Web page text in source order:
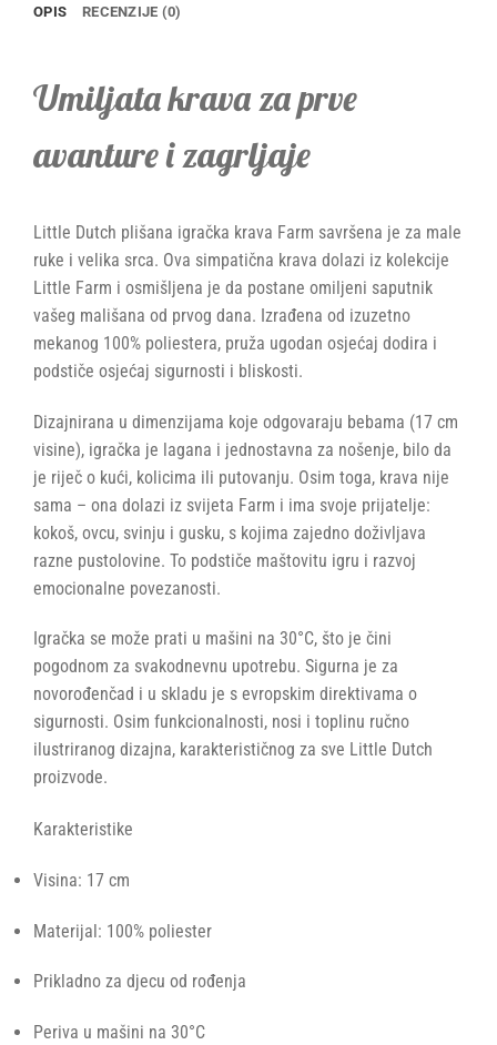
OPIS RECENZIJE (0)
Umiljata krava za prve
avanture i zagrljaje
Little Dutch plišana igračka krava Farm savršena je za male
ruke i velika srca. Ova simpatična krava dolazi iz kolekcije
Little Farm i osmišljena je da postane omiljeni saputnik
vašeg mališana od prvog dana. Izrađena od izuzetno
mekanog 100% poliestera, pruža ugodan osjećaj dodira i
podstiče osjećaj sigurnosti i bliskosti.
Dizajnirana u dimenzijama koje odgovaraju bebama (17 cm
visine), igračka je lagana i jednostavna za nošenje, bilo da
je riječ o kući, kolicima ili putovanju. Osim toga, krava nije
sama – ona dolazi iz svijeta Farm i ima svoje prijatelje:
kokoš, ovcu, svinju i gusku, s kojima zajedno doživljava
razne pustolovine. To podstiče maštovitu igru i razvoj
emocionalne povezanosti.
Igračka se može prati u mašini na 30°C, što je čini
pogodnom za svakodnevnu upotrebu. Sigurna je za
novorođenčad i u skladu je s evropskim direktivama o
sigurnosti. Osim funkcionalnosti, nosi i toplinu ručno
ilustriranog dizajna, karakterističnog za sve Little Dutch
proizvode.
Karakteristike
Visina: 17 cm
Materijal: 100% poliester
Prikladno za djecu od rođenja
Periva u mašini na 30°C